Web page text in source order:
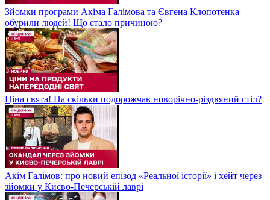
Зйомки програми Акіма Галімова та Євгена Клопотенка
обурили людей! Що стало причиною?
Ціна свята! На скільки подорожчав новорічно-різдвяний стіл?
Акім Галімов: про новий епізод «Реальної історії» і хейт через
зйомки у Києво-Печерській лаврі